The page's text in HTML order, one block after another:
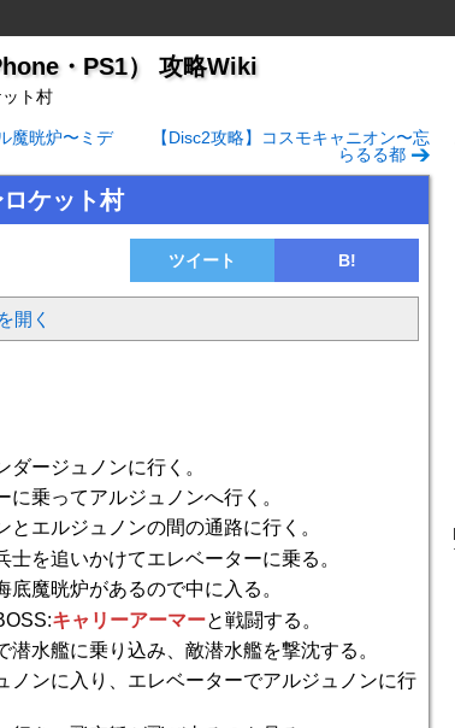
・PS1） 攻略Wiki
ト村
魔晄炉〜ミデ
【Disc2攻略】コスモキャニオン〜忘
らるる都
ケット村
ツイート B!
開く
ダージュノンに行く。
に乗ってアルジュノンへ行く。
とエルジュノンの間の通路に行く。
士を追いかけてエレベーターに乗る。
底魔晄炉があるので中に入る。
キャリーアーマーと戦闘する。
潜水艦に乗り込み、敵潜水艦を撃沈する。
ノンに入り、エレベーターでアルジュノンに行